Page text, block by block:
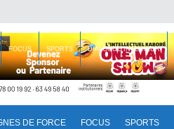
DE FORCE FOCUS SPORTS
FOCUS SPORTS DIALOGUE INTERIEUR